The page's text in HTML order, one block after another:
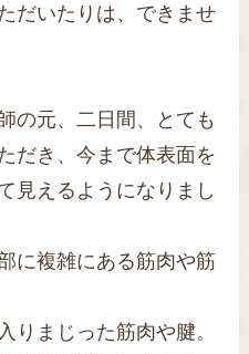
だいたりは、できませ
の元、二日間、とても
だき、今まで体表面を
見えるようになりまし
に複雑にある筋肉や筋
りまじった筋肉や腱。